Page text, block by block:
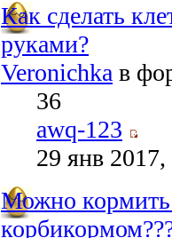
Как сделать
руками?
Veronichka в
36
awq-123
29 янв
Можно